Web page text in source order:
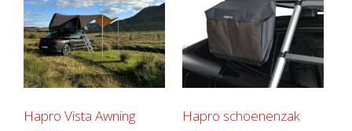
Hapro Vista Awning Hapro schoenenzak